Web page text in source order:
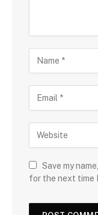
Save my
for the next time